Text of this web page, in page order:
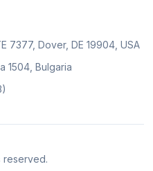
7377, Dover, DE 19904, USA
1504, Bulgaria
reserved.